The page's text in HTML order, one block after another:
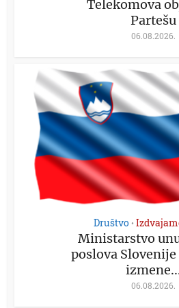
Telekomova
Partešu
06.08.2026.
Društvo •
Ministarstvo
poslova
06.08.2026.